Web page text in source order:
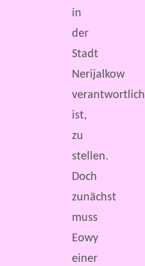
in
der
Stadt
Nerijalkow
verantwortlich
ist,
zu
stellen.
Doch
zunächst
muss
Eowy
einer